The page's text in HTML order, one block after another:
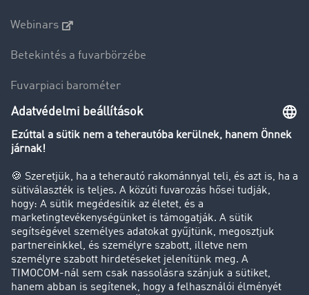
Webinars
Betekintés a fuvarbörzébe
Fuvarpiaci barométer
Transzportlexikon
Tehergépkocsi-forgalomkorlátozás
Cég
Sikertörténetek
Ügyfél hoz ügyfelet
Jogi információk